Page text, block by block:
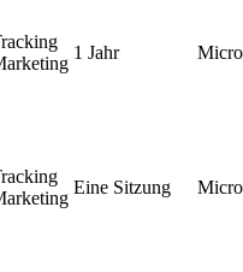
1 Jahr
Eine Sitzung